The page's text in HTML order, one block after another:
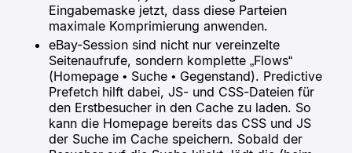
Eingabemaske jetzt, dass diese Parteien
maximale Komprimierung anwenden.
eBay-Session sind nicht nur vereinzelte
Seitenaufrufe, sondern komplette „Flows“
(Homepage • Suche • Gegenstand). Predictive
Prefetch hilft dabei, JS- und CSS-Dateien für
den Erstbesucher in den Cache zu laden. So
kann die Homepage bereits das CSS und JS
der Suche im Cache speichern. Sobald der